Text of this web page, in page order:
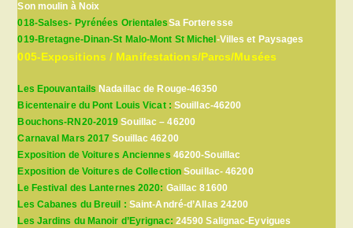
Son moulin à Noix
018-Salses- Pyrénées OrientalesSa Forteresse
019-Bretagne-Dinan-St Malo-Mont St Michel -Villes et Paysages
005-Expositions / Manifestations/Parcs/Musées
Les Epouvantails Nadaillac de Rouge-46350
Bicentenaire du Pont Louis Vicat : Souillac-46200
Bouchons-RN20-2019Souillac – 46200
Carnaval Mars 2017 Souillac 46200
Exposition de Voitures Anciennes 46200-Souillac
Exposition de Voitures de Collection Souillac- 46200
Le Festival des Lanternes 2020: Gaillac 81600
Les Cabanes du Breuil : Saint-André-d’Allas 24200
Les Jardins du Manoir d’Eyrignac: 24590 Salignac-Eyvigues